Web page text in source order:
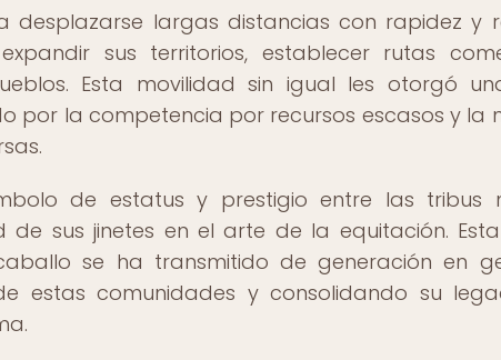
largas distancias con rapidez y
sus territorios, establecer rutas
Esta movilidad sin igual les otorgó
por la competencia por recursos escasos y la
de estatus y prestigio entre las tribus
sus jinetes en el arte de la equitación.
se ha transmitido de generación en
estas comunidades y consolidando su